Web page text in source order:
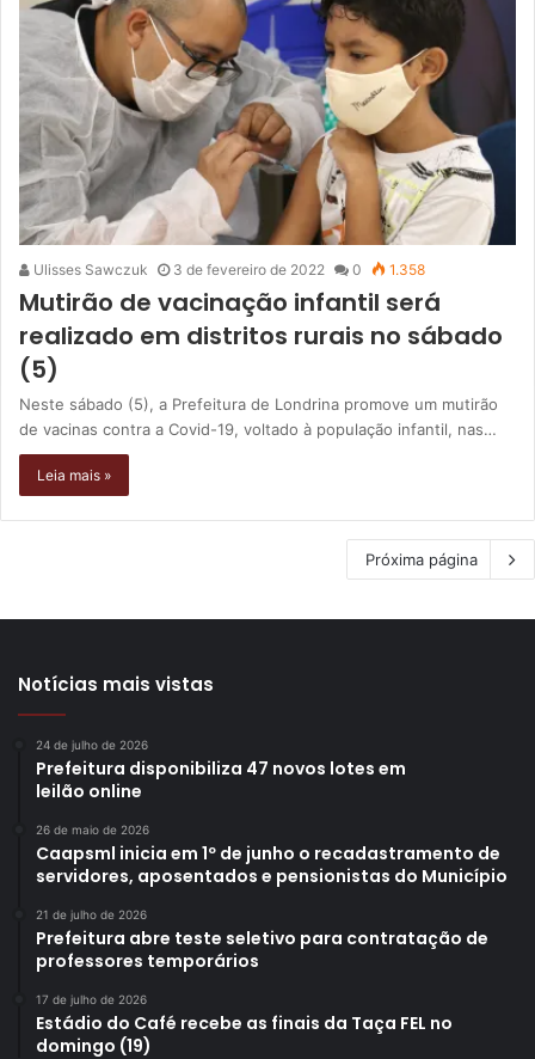
Ulisses Sawczuk 3 de fevereiro de 2022 0 1.358
Mutirão de vacinação infantil será
realizado em distritos rurais no sábado
(5)
Neste sábado (5), a Prefeitura de Londrina promove um mutirão
de vacinas contra a Covid-19, voltado à população infantil, nas…
Leia mais »
Próxima página
Notícias mais vistas
24 de julho de 2026
Prefeitura disponibiliza 47 novos lotes em
leilão online
26 de maio de 2026
Caapsml inicia em 1º de junho o recadastramento de
servidores, aposentados e pensionistas do Município
21 de julho de 2026
Prefeitura abre teste seletivo para contratação de
professores temporários
17 de julho de 2026
Estádio do Café recebe as finais da Taça FEL no
domingo (19)